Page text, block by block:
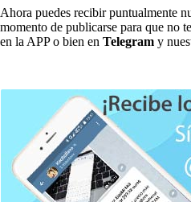
Ahora puedes recibir puntualmente
momento de publicarse para que no
en la APP o bien en Telegram y